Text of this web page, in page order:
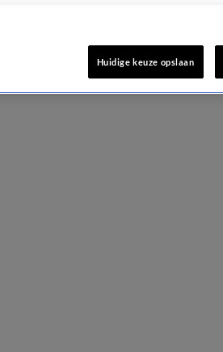
Huidige keuze opslaan